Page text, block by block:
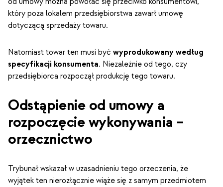
który poza lokalem przedsiębiorstwa zawarł umowę
dotyczącą sprzedaży towaru.
Natomiast towar ten musi być wyprodukowany według
specyfikacji konsumenta. Niezależnie od tego, czy
przedsiębiorca rozpoczął produkcję tego towaru.
Odstąpienie od umowy a
rozpoczęcie wykonywania –
orzecznictwo
Trybunał wskazał w uzasadnieniu tego orzeczenia, że
wyjątek ten nierozłącznie wiąże się z samym przedmiotem